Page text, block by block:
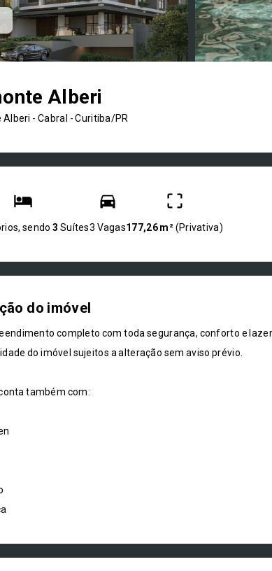
Alberi
Alberi -Cabral - Curitiba/PR
sendo3 Suítes3 Vagas177,26 m²(Privativa)
do imóvel
completo com toda segurança, conforto e
do imóvel sujeitos a alteração sem aviso prévio.
também com: